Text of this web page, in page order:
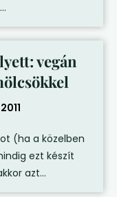
vegán
(ha a közelben
ezt készít
azt...